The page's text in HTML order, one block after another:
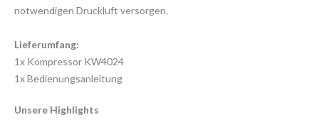
notwendigen Druckluft versorgen.
Lieferumfang:
1x Kompressor KW4024
1x Bedienungsanleitung
Unsere Highlights